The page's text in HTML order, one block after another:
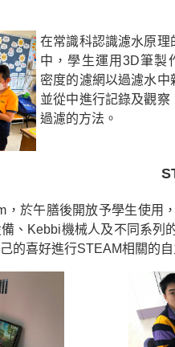
在常識科認識濾水原理
中，學生運用3D筆製
密度的濾網以過濾水中
並從中進行記錄及觀察
過濾的方法。
，於午膳後開放予學生使用
、Kebbi機械人及不同系列
的喜好進行STEAM相關的